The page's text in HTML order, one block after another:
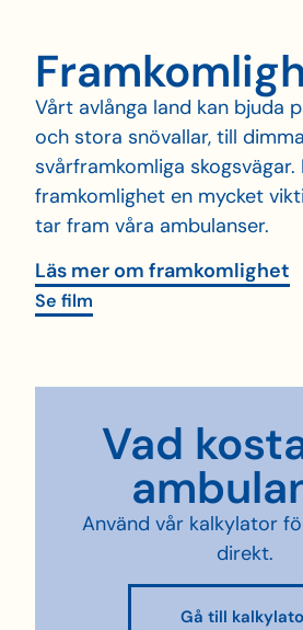
Vårt avlånga land kan bjuda
och stora snövallar, till
svårframkomliga
framkomlighet en mycket
tar fram våra ambulanser.
Läs mer om framkomlighet
Se film
Vad
Använd vår kalkylator
direkt.
Gå till